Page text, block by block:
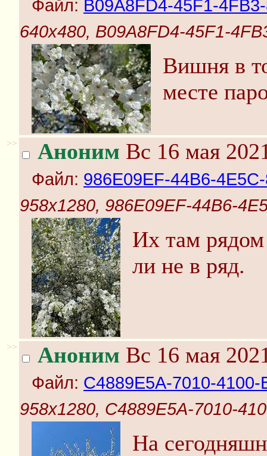
Файл: B09A8FD4-45F1-
640x480, B09A8FD4-45F1-
Вишня в
месте
>> Аноним Вс 16 мая
Файл: 986E09EF-44B6-
958x1280, 986E09EF-44B6-
Их там рядом
ли не в ряд.
>> Аноним Вс 16 мая
Файл: C4889E5A-7010-
958x1280, C4889E5A-7010-
На